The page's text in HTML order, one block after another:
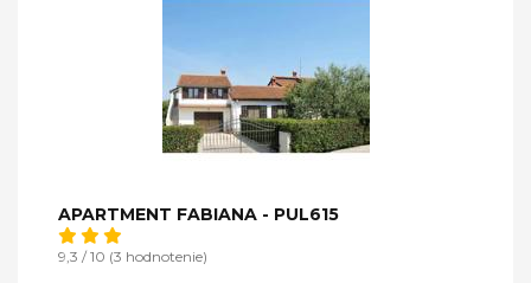
APARTMENT FABIANA - PUL615
9,3 / 10 (3 hodnotenie)